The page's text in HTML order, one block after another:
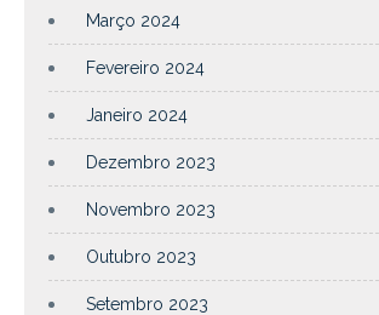
Março 2024
Fevereiro 2024
Janeiro 2024
Dezembro 2023
Novembro 2023
Outubro 2023
Setembro 2023